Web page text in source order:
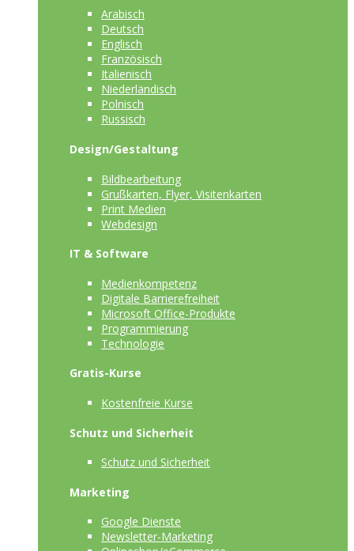
Arabisch
Deutsch
Englisch
Französisch
Italienisch
Niederländisch
Polnisch
Russisch
Design/Gestaltung
Bildbearbeitung
Grußkarten, Flyer, Visitenkarten
Print Medien
Webdesign
IT & Software
Medienkompetenz
Digitale Barrierefreiheit
Microsoft Office-Produkte
Programmierung
Technologie
Gratis-Kurse
Kostenfreie Kurse
Schutz und Sicherheit
Schutz und Sicherheit
Marketing
Google Dienste
Newsletter-Marketing